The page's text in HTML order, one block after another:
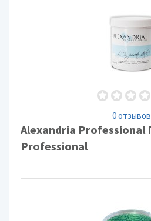
0 отзывов
Alexandria Professional
Professional